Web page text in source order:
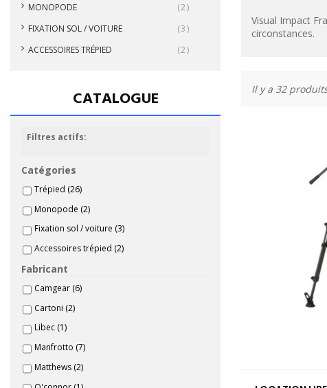
MONOPODE
2
FIXATION SOL / VOITURE
3
ACCESSOIRES TRÉPIED
2
CATALOGUE
Filtres actifs:
Catégories
Trépied (26)
Monopode (2)
Fixation sol / voiture (3)
Accessoires trépied (2)
Fabricant
Camgear (6)
Cartoni (2)
Libec (1)
Manfrotto (7)
Matthews (2)
Visual Impact
circonstances.
Il y a 32